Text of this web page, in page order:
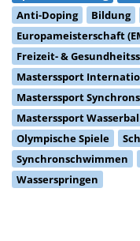
Anti-Doping
Bildung
Europameisterschaft
Freizeit- &
Masterssport
Masterssport
Masterssport
Olympische Spiele
Synchronschwimmen
Wasserspringen